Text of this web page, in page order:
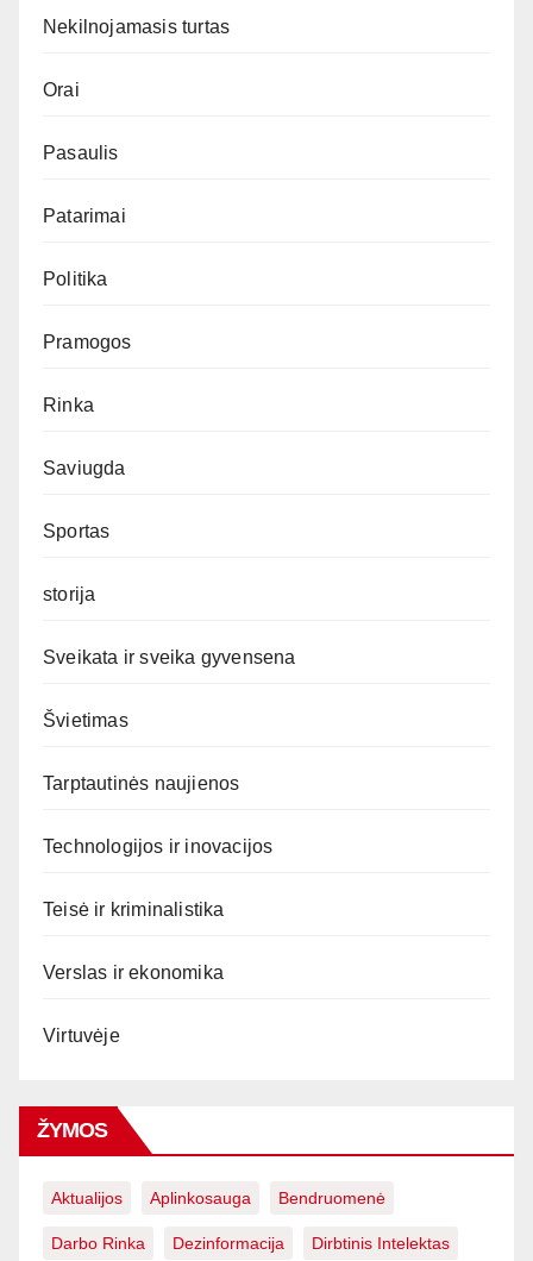
Nekilnojamasis turtas
Orai
Pasaulis
Patarimai
Politika
Pramogos
Rinka
Saviugda
Sportas
storija
Sveikata ir sveika gyvensena
Švietimas
Tarptautinės naujienos
Technologijos ir inovacijos
Teisė ir kriminalistika
Verslas ir ekonomika
Virtuvėje
ŽYMOS
Aktualijos Aplinkosauga Bendruomenė
Darbo Rinka Dezinformacija Dirbtinis Intelektas